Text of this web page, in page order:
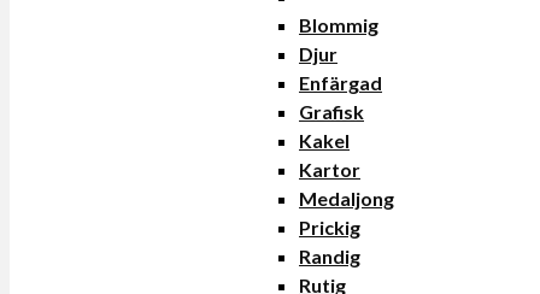
Blommig
Djur
Enfärgad
Grafisk
Kakel
Kartor
Medaljong
Prickig
Randig
Rutig